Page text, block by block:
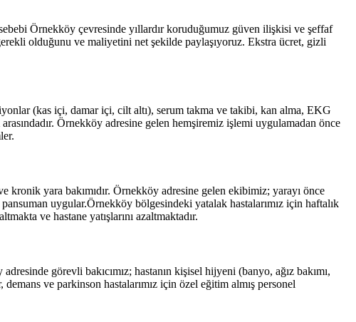
Örnekköy çevresinde yıllardır koruduğumuz güven ilişkisi ve şeffaf
olduğunu ve maliyetini net şekilde paylaşıyoruz. Ekstra ücret, gizli
(kas içi, damar içi, cilt altı), serum takma ve takibi, kan alma, EKG
Örnekköy adresine gelen hemşiremiz işlemi uygulamadan önce
kronik yara bakımıdır. Örnekköy adresine gelen ekibimiz; yarayı önce
uygular.Örnekköy bölgesindeki yatalak hastalarımız için haftalık
ve hastane yatışlarını azaltmaktadır.
adresinde görevli bakıcımız; hastanın kişisel hijyeni (banyo, ağız bakımı,
ve parkinson hastalarımız için özel eğitim almış personel